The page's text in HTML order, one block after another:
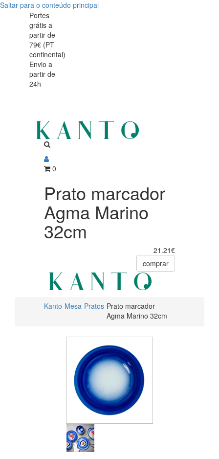
Saltar para o conteúdo principal
Prato
marcador
Agma
Marino
32cm
Prato
marcador
Agma
Marino
32cm
Portes
grátis a
partir de
79€ (PT
continental)
Envio a
partir de
24h
0
Prato marcador
Agma Marino
32cm
21.21€
comprar
Kanto Mesa Pratos Prato marcador
Agma Marino 32cm